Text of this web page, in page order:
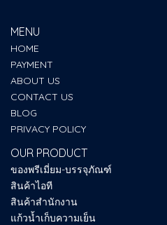
MENU
HOME
PAYMENT
ABOUT US
CONTACT US
BLOG
PRIVACY POLICY
OUR PRODUCT
ของพรีเมี่ยม-บรรจุภัณฑ์
สินค้าไอที
สินค้าสำนักงาน
แก้วน้ำเก็บความเย็น